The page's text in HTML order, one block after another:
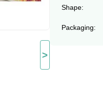
>
Shape:
Packaging: